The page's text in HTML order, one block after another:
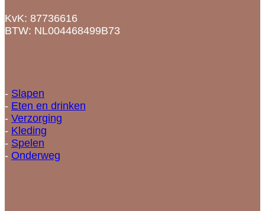
KvK: 87736616
BTW: NL004468499B73
- Slapen
- Eten en drinken
- Verzorging
- Kleding
- Spelen
- Onderweg